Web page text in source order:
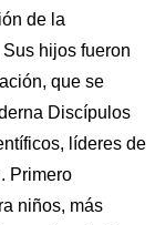
de la
hijos fueron
que se
Discípulos
líderes de
Primero
niños, más